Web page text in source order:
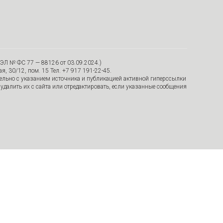
ЭЛ № ФС 77 — 88126 от 03.09.2024.)
30/12, пом. 15 Тел. +7 917 191-22-45.
с указанием источника и публикацией активной гиперссылки
их с сайта или отредактировать, если указанные сообщения